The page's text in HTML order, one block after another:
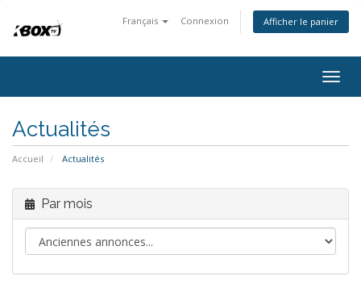
Français Connexion Afficher le panier
Actualités
Accueil Actualités
Par mois